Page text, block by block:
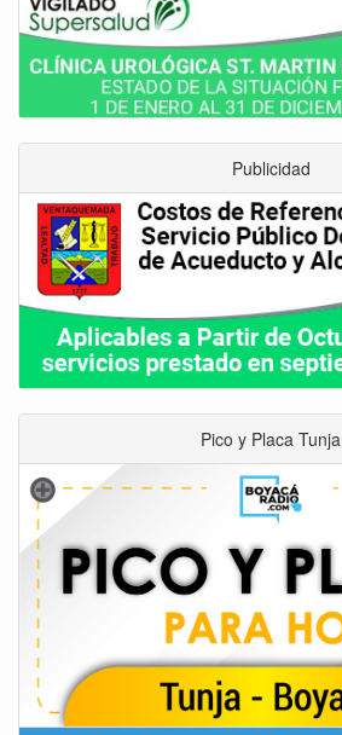
Publicidad
Pico y Placa Tunja